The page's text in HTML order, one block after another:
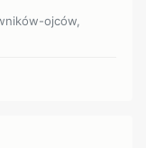
ojców,